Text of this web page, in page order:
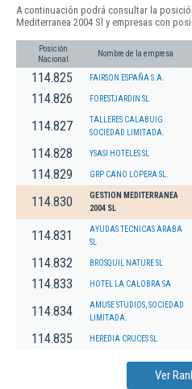
A continuación podrá consultar la
Mediterranea 2004 Sl y empresas con
Posición
Nacional
Nombre de la empresa
114.825 FAIRSON ESPAÑA S.A.
114.826 FORESTJARDIN SL
114.827
TALLERES CALABUIG
SOCIEDAD LIMITADA.
114.828 YSASI HOTELES SL
114.829 GRP CANO LOPERA SL.
114.830
GESTION MEDITERRANEA
2004 SL
114.831
AYUDAS TECNICAS ARABA
SL
114.832 BROSQUIL NATURE SL
114.833 HOTEL LA CALOBRA SA
114.834
AMUSE STUDIOS, SOCIEDAD
LIMITADA.
114.835 HEREDIA CRUCES SL
Ver